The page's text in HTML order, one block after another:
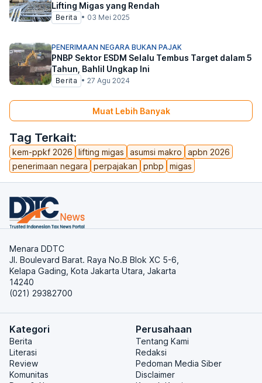
Tag Terkait:
kem-ppkf 2026 lifting migas asumsi makro
apbn 2026
penerimaan negara
perpajakan pnbp migas
Lifting Migas yang Rendah
Berita • 03 Mei 2025
PENERIMAAN NEGARA BUKAN PAJAK
PNBP Sektor ESDM Selalu Tembus Target dalam 5
Tahun, Bahlil Ungkap Ini
Berita • 27 Agu 2024
Muat Lebih Banyak
Menara DDTC
Jl. Boulevard Barat. Raya No.B Blok XC 5-6,
Kelapa Gading, Kota Jakarta Utara, Jakarta
14240
(021) 29382700
Kategori
Berita
Literasi
Review
Komunitas
Perusahaan
Tentang Kami
Redaksi
Pedoman Media Siber
Disclaimer